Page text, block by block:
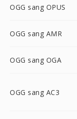
OGG sang OPUS
OGG sang AMR
OGG sang OGA
OGG sang AC3